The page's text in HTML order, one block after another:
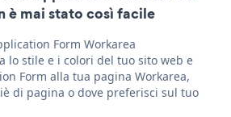
è mai stato così facile
Form Workarea
lo stile e i colori del tuo sito web e
Form alla tua pagina Workarea,
di pagina o dove preferisci sul tuo